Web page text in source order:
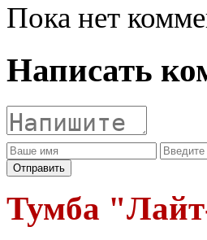
Пока нет
Написать
Тумба